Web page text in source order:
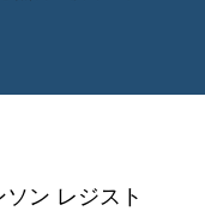
ン レジスト